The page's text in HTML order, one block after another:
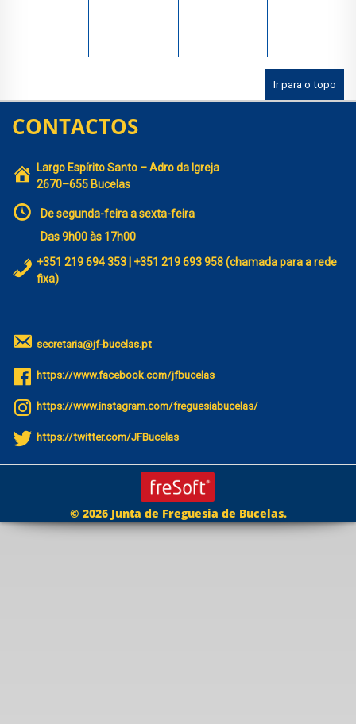
Ir para o topo
CONTACTOS
Largo Espírito Santo – Adro da Igreja
2670–655 Bucelas
De segunda-feira a sexta-feira
Das 9h00 às 17h00
+351 219 694 353 | +351 219 693 958 (chamada para a rede
fixa)
secretaria@jf-bucelas.pt
https://www.facebook.com/jfbucelas
https://www.instagram.com/freguesiabucelas/
https://twitter.com/JFBucelas
© 2026 Junta de Freguesia de Bucelas.